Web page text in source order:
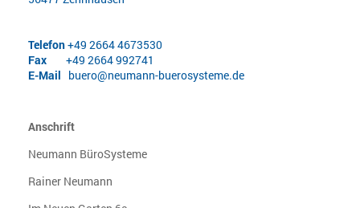
Telefon+49 2664 4673530
Fax +49 2664 992741
E-Mail buero@neumann-buerosysteme.de
Anschrift
Neumann BüroSysteme
Rainer Neumann